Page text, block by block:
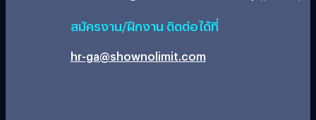
สมัครงาน/ฝึกงาน ติดต่อได้ที่
hr-ga@shownolimit.com